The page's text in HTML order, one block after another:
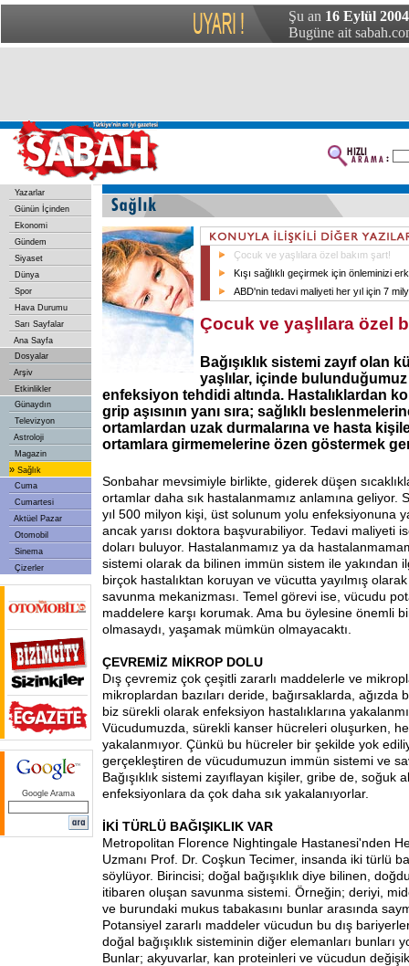
Şu an 16 Eylül
Bugüne ait
Yazarlar
Günün İçinden
Ekonomi
Gündem
Siyaset
Dünya
Spor
Hava Durumu
Sarı Sayfalar
Ana Sayfa
Dosyalar
Arşiv
Etkinlikler
Günaydın
Televizyon
Astroloji
Magazin
» Sağlık
Cuma
Cumartesi
Aktüel Pazar
Otomobil
Sinema
Çizerler
Google Arama
Çocuk ve yaşlılara özel bakım şart!
Kışı sağlıklı geçirmek için önleminizi
ABD'nin tedavi maliyeti her yıl için 7
Çocuk ve yaşlılara özel
Bağışıklık sistemi zayıf olan
yaşlılar, içinde
enfeksiyon tehdidi altında. Hastalıklardan
grip aşısının yanı sıra; sağlıklı
ortamlardan uzak durmalarına ve hasta
ortamlara girmemelerine özen göstermek
Sonbahar mevsimiyle birlikte, giderek düşen
ortamlar daha sık hastalanmamız anlamına geliyor.
yıl 500 milyon kişi, üst solunum yolu enfeksiyonuna
ancak yarısı doktora başvurabiliyor. Tedavi maliyeti
doları buluyor. Hastalanmamız ya da
sistemi olarak da bilinen immün sistem ile yakından
birçok hastalıktan koruyan ve vücutta yayılmış
savunma mekanizması. Temel görevi ise, vücudu
maddelere karşı korumak. Ama bu öylesine önemli
olmasaydı, yaşamak mümkün olmayacaktı.
ÇEVREMİZ MİKROP DOLU
Dış çevremiz çok çeşitli zararlı maddelerle ve
mikroplardan bazıları deride, bağırsaklarda, ağızda
biz sürekli olarak enfeksiyon hastalıklarına
Vücudumuzda, sürekli kanser hücreleri oluşurken,
yakalanmıyor. Çünkü bu hücreler bir şekilde yok
gerçekleştiren de vücudumuzun immün sistemi ve
Bağışıklık sistemi zayıflayan kişiler, gribe de, soğuk
enfeksiyonlara da çok daha sık yakalanıyorlar.
İKİ TÜRLÜ BAĞIŞIKLIK VAR
Metropolitan Florence Nightingale Hastanesi'nden
Uzmanı Prof. Dr. Coşkun Tecimer, insanda iki türlü
söylüyor. Birincisi; doğal bağışıklık diye bilinen,
itibaren oluşan savunma sistemi. Örneğin; deriyi,
ve burundaki mukus tabakasını bunlar arasında
Potansiyel zararlı maddeler vücudun bu dış
doğal bağışıklık sisteminin diğer elemanları bunları
Bunlar; akyuvarlar, kan proteinleri ve vücudun